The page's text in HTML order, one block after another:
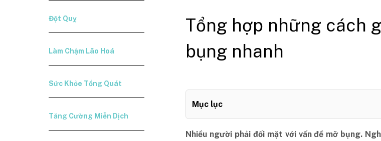
Đột Quỵ
Làm Chậm Lão Hoá
Sức Khỏe Tổng Quát
Tăng Cường Miễn Dịch
Tổng hợp những cách
bụng nhanh
Mục lục
Nhiều người phải đối mặt với vấn đề mỡ bụng.